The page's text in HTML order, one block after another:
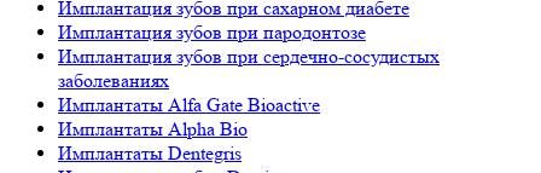
Имплантация зубов при сахарном диабете
Имплантация зубов при пародонтозе
Имплантация зубов при сердечно-сосудистых
заболеваниях
Имплантаты Alfa Gate Bioactive
Имплантаты Alpha Bio
Имплантаты Dentegris